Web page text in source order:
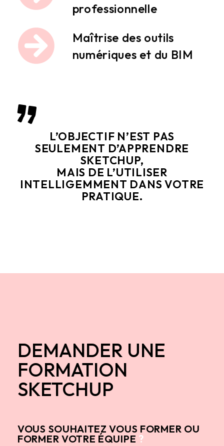
professionnelle
Maîtrise des outils
numériques et du BIM
L’OBJECTIF N’EST PAS
SEULEMENT D’APPRENDRE
SKETCHUP,
MAIS DE L’UTILISER
INTELLIGEMMENT DANS VOTRE
PRATIQUE.
DEMANDER UNE
FORMATION
SKETCHUP
VOUS SOUHAITEZ VOUS FORMER OU
FORMER VOTRE ÉQUIPE ?